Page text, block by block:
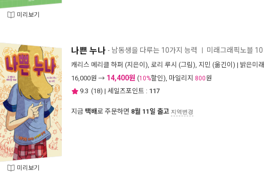
미리보기
미리보기
나쁜 누나 - 남동생을 다루는 10가지 능력 미래그래픽노블 10
캐리스 메리클 하퍼 (지은이), 로리 루시 (그림), 지민 (옮긴이) | 밝은미래
16,000원 → 14,400원 (10%할인), 마일리지 800원
9.3 (18) | 세일즈포인트 : 117
지금 택배로 주문하면 8월 11일 출고 지역변경